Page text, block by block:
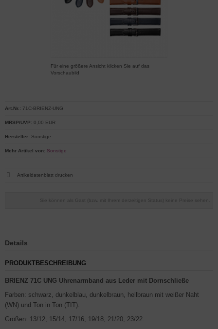
Für eine größere Ansicht klicken Sie auf das
Vorschaubild
Sie können als Gast (bzw. mit Ihrem derzeitigen Status) keine Preise sehen.
Art.Nr.: 71C-BRIENZ-UNG
MRSP/UVP: 0,00 EUR
Hersteller: Sonstige
Mehr Artikel von: Sonstige
Artikeldatenblatt drucken
Details
PRODUKTBESCHREIBUNG
BRIENZ 71C UNG Uhrenarmband aus Leder mit Dornschließe
Farben: schwarz, dunkelblau, dunkelbraun, hellbraun mit weißer Naht
(WN) und Ton in Ton (TIT).
Größen: 13/12, 15/14, 17/16, 19/18, 21/20, 23/22.